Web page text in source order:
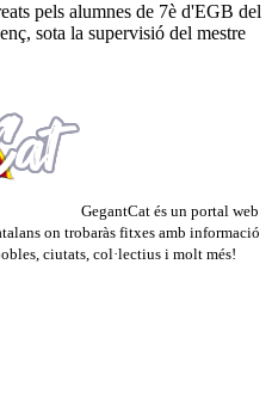
pels alumnes de 7è d'EGB del
sota la supervisió del mestre
GegantCat és un portal web
on trobaràs fitxes amb informació
ciutats, col·lectius i molt més!